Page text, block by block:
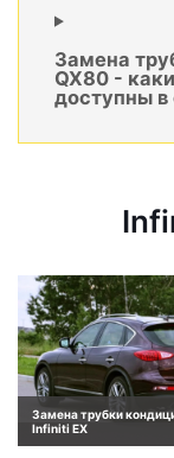
Замена
QX80 -
доступны в
Замена трубки
Infiniti EX